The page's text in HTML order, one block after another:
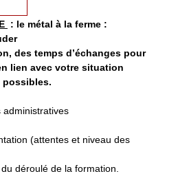
: le métal à la ferme :
des temps d’échanges pour
lien avec votre situation
possibles.
administratives
(attentes et niveau des
déroulé de la formation.